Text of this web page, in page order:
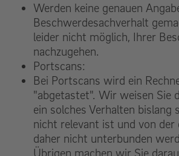
Werden keine genauen
Beschwerdesachverhalt
leider nicht möglich, Ihrer
nachzugehen.
Portscans:
Bei Portscans wird ein
"abgetastet". Wir weisen Sie
ein solches Verhalten bislang
nicht relevant ist und von der
daher nicht unterbunden
Übrigen machen wir Sie